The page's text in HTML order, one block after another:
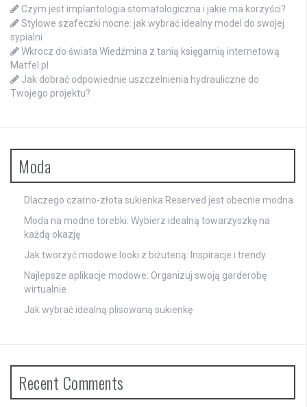
Czym jest implantologia stomatologiczna i jakie ma korzyści?
Stylowe szafeczki nocne: jak wybrać idealny model do swojej
sypialni
Wkrocz do świata Wiedźmina z tanią księgarnią internetową
Matfel.pl
Jak dobrać odpowiednie uszczelnienia hydrauliczne do
Twojego projektu?
Moda
Dlaczego czarno-złota sukienka Reserved jest obecnie modna
Moda na modne torebki: Wybierz idealną towarzyszkę na
każdą okazję
Jak tworzyć modowe looki z biżuterią: Inspiracje i trendy
Najlepsze aplikacje modowe: Organizuj swoją garderobę
wirtualnie
Jak wybrać idealną plisowaną sukienkę
Recent Comments